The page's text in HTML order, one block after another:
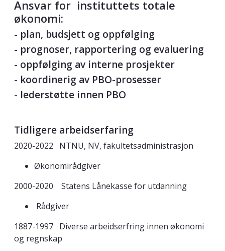
Ansvar for instituttets totale
økonomi:
- plan, budsjett og oppfølging
- prognoser, rapportering og evaluering
- oppfølging av interne prosjekter
- koordinerig av PBO-prosesser
- lederstøtte innen PBO
Tidligere arbeidserfaring
2020-2022 NTNU, NV, fakultetsadministrasjon
Økonomirådgiver
2000-2020 Statens Lånekasse for utdanning
Rådgiver
1887-1997 Diverse arbeidserfring innen økonomi
og regnskap